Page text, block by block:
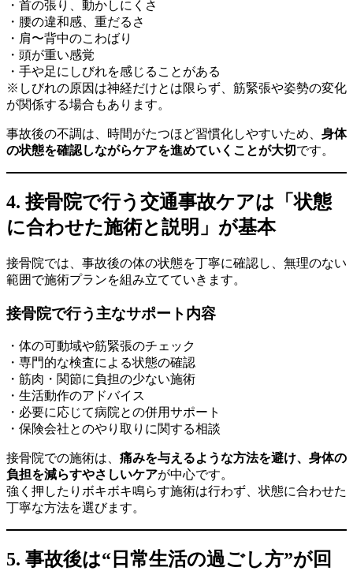
・首の張り、動かしにくさ
・腰の違和感、重だるさ
・肩〜背中のこわばり
・頭が重い感覚
・手や足にしびれを感じることがある
※しびれの原因は神経だけとは限らず、筋緊張や姿勢の変化
が関係する場合もあります。
事故後の不調は、時間がたつほど習慣化しやすいため、 身体
の状態を確認しながらケアを進めていくことが大切です。
4. 接骨院で行う交通事故ケアは「状態
に合わせた施術と説明」が基本
接骨院では、事故後の体の状態を丁寧に確認し、無理のない
範囲で施術プランを組み立てていきます。
接骨院で行う主なサポート内容
・体の可動域や筋緊張のチェック
・専門的な検査による状態の確認
・筋肉・関節に負担の少ない施術
・生活動作のアドバイス
・必要に応じて病院との併用サポート
・保険会社とのやり取りに関する相談
接骨院での施術は、 痛みを与えるような方法を避け、身体の
負担を減らすやさしいケアが中心です。
強く押したりボキボキ鳴らす施術は行わず、状態に合わせた
丁寧な方法を選びます。
5. 事故後は“日常生活の過ごし方”が回